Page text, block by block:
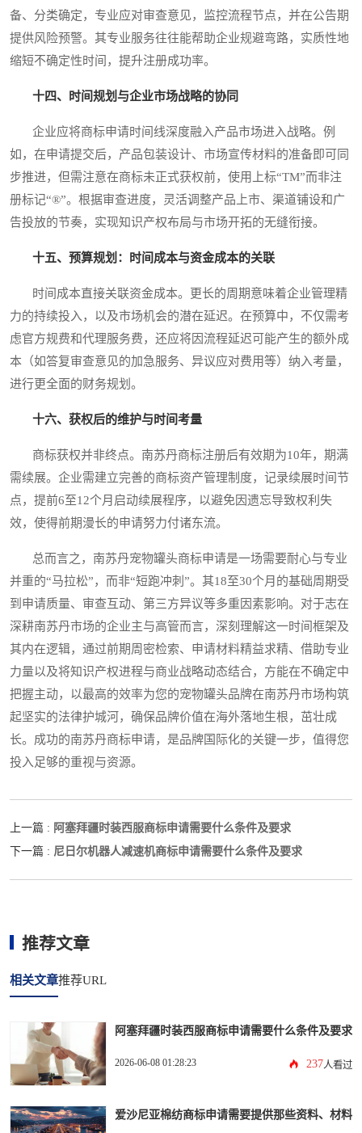
备、分类确定，专业应对审查意见，监控流程节点，并在公告期
提供风险预警。其专业服务往往能帮助企业规避弯路，实质性地
缩短不确定性时间，提升注册成功率。
十四、时间规划与企业市场战略的协同
企业应将商标申请时间线深度融入产品市场进入战略。例
如，在申请提交后，产品包装设计、市场宣传材料的准备即可同
步推进，但需注意在商标未正式获权前，使用上标“TM”而非注
册标记“®”。根据审查进度，灵活调整产品上市、渠道铺设和广
告投放的节奏，实现知识产权布局与市场开拓的无缝衔接。
十五、预算规划：时间成本与资金成本的关联
时间成本直接关联资金成本。更长的周期意味着企业管理精
力的持续投入，以及市场机会的潜在延迟。在预算中，不仅需考
虑官方规费和代理服务费，还应将因流程延迟可能产生的额外成
本（如答复审查意见的加急服务、异议应对费用等）纳入考量，
进行更全面的财务规划。
十六、获权后的维护与时间考量
商标获权并非终点。南苏丹商标注册后有效期为10年，期满
需续展。企业需建立完善的商标资产管理制度，记录续展时间节
点，提前6至12个月启动续展程序，以避免因遗忘导致权利失
效，使得前期漫长的申请努力付诸东流。
总而言之，南苏丹宠物罐头商标申请是一场需要耐心与专业
并重的“马拉松”，而非“短跑冲刺”。其18至30个月的基础周期受
到申请质量、审查互动、第三方异议等多重因素影响。对于志在
深耕南苏丹市场的企业主与高管而言，深刻理解这一时间框架及
其内在逻辑，通过前期周密检索、申请材料精益求精、借助专业
力量以及将知识产权进程与商业战略动态结合，方能在不确定中
把握主动，以最高的效率为您的宠物罐头品牌在南苏丹市场构筑
起坚实的法律护城河，确保品牌价值在海外落地生根，茁壮成
长。成功的南苏丹商标申请，是品牌国际化的关键一步，值得您
投入足够的重视与资源。
上一篇 : 阿塞拜疆时装西服商标申请需要什么条件及要求
下一篇 : 尼日尔机器人减速机商标申请需要什么条件及要求
推荐文章
相关文章推荐URL
阿塞拜疆时装西服商标申请需要什么条件及要求
2026-06-08 01:28:23 237人看过
爱沙尼亚棉纺商标申请需要提供那些资料、材料